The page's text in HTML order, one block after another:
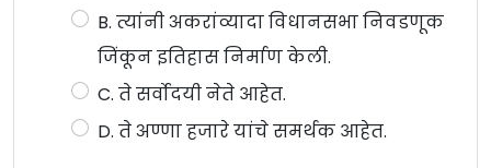
B. त्यांनी अकरांव्यादा विधानसभा निवडणूक
जिंकून इतिहास निर्माण केली.
C. ते सर्वोदयी नेते आहेत.
D. ते अण्णा हजारे यांचे समर्थक आहेत.